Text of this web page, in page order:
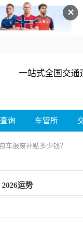
✕
一站式全国交通
询 车管所
车报废补贴多少钱？
2026运势